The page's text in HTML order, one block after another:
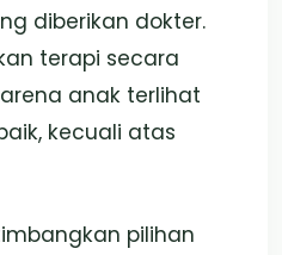
diberikan dokter.
terapi secara
anak terlihat
kecuali atas
pilihan